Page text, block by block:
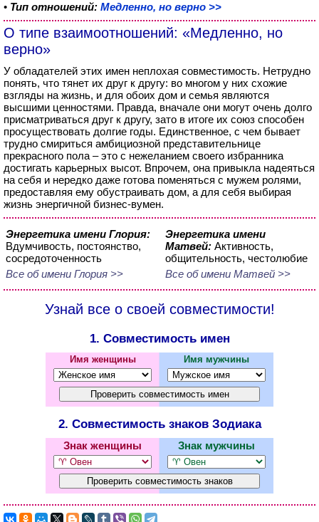
• Тип отношений: Медленно, но верно >>
О типе взаимоотношений: «Медленно, но
верно»
У обладателей этих имен неплохая совместимость. Нетрудно
понять, что тянет их друг к другу: во многом у них схожие
взгляды на жизнь, и для обоих дом и семья являются
высшими ценностями. Правда, вначале они могут очень долго
присматриваться друг к другу, зато в итоге их союз способен
просуществовать долгие годы. Единственное, с чем бывает
трудно смириться амбициозной представительнице
прекрасного пола – это с нежеланием своего избранника
достигать карьерных высот. Впрочем, она привыкла надеяться
на себя и нередко даже готова поменяться с мужем ролями,
предоставляя ему обустраивать дом, а для себя выбирая
жизнь энергичной бизнес-вумен.
Энергетика имени Глория:
Вдумчивость, постоянство,
сосредоточенность
Все об имени Глория >>
Энергетика имени
Матвей: Активность,
общительность, честолюбие
Все об имени Матвей >>
Узнай все о своей совместимости!
1. Совместимость имен
Имя женщины Имя мужчины
2. Совместимость знаков Зодиака
Знак женщины Знак мужчины